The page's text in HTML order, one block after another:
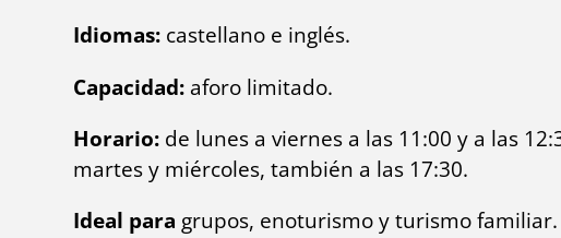
Idiomas: castellano e inglés.
Capacidad: aforo limitado.
Horario: de lunes a viernes a las 11:00 y a las
martes y miércoles, también a las 17:30.
Ideal para grupos, enoturismo y turismo familiar.